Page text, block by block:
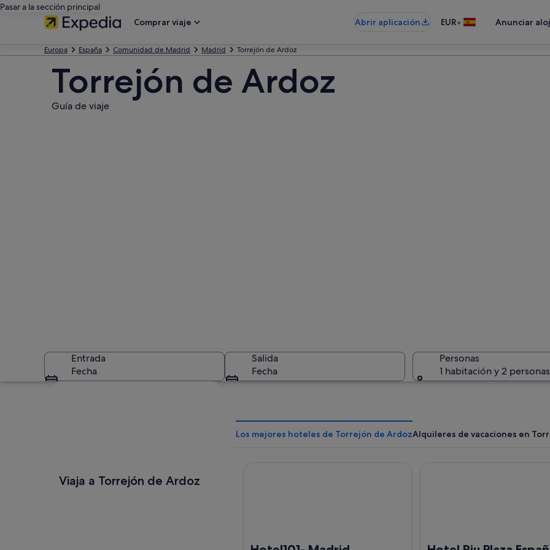
Pasar a la sección principal
Comprar viaje
Abrir aplicación EUR• Anunciar
Europa España Comunidad de Madrid Madrid Torrejón de Ardoz
Torrejón de Ardoz
Guía de viaje
Entrada
Fecha
Salida
Fecha
Personas
1 habitación y 2 personas
Viaja a Torrejón de Ardoz
Los mejores hoteles de Torrejón de ArdozAlquileres de vacaciones en